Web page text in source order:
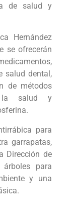
de salud y
Hernández
se ofrecerán
salud dental,
de métodos
la salud y
para
garrapatas,
Dirección de
para
y una